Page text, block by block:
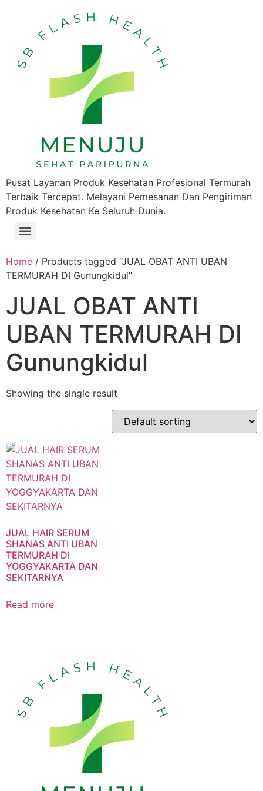
Pusat Layanan Produk Kesehatan Profesional Termurah
Terbaik Tercepat. Melayani Pemesanan Dan Pengiriman
Produk Kesehatan Ke Seluruh Dunia.
Home / Products tagged “JUAL OBAT ANTI UBAN
TERMURAH DI Gunungkidul”
JUAL OBAT ANTI
UBAN TERMURAH DI
Gunungkidul
Showing the single result
JUAL HAIR SERUM
SHANAS ANTI UBAN
TERMURAH DI
YOGGYAKARTA DAN
SEKITARNYA
Read more